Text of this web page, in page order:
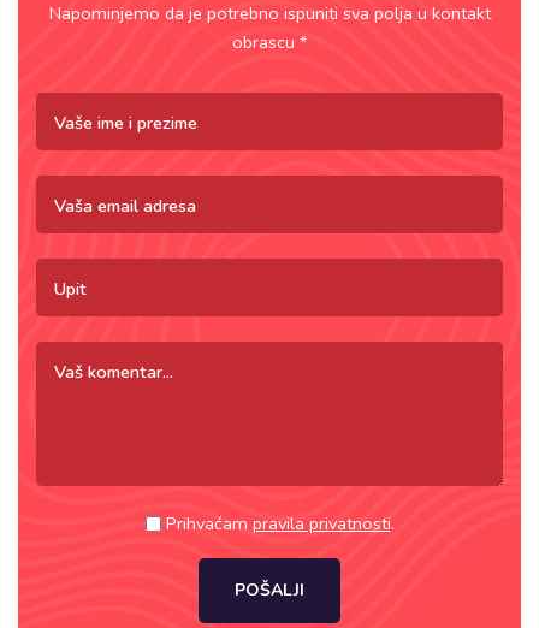
Napominjemo da je potrebno ispuniti sva polja u kontakt
obrascu *
Prihvaćam pravila privatnosti.
POŠALJI